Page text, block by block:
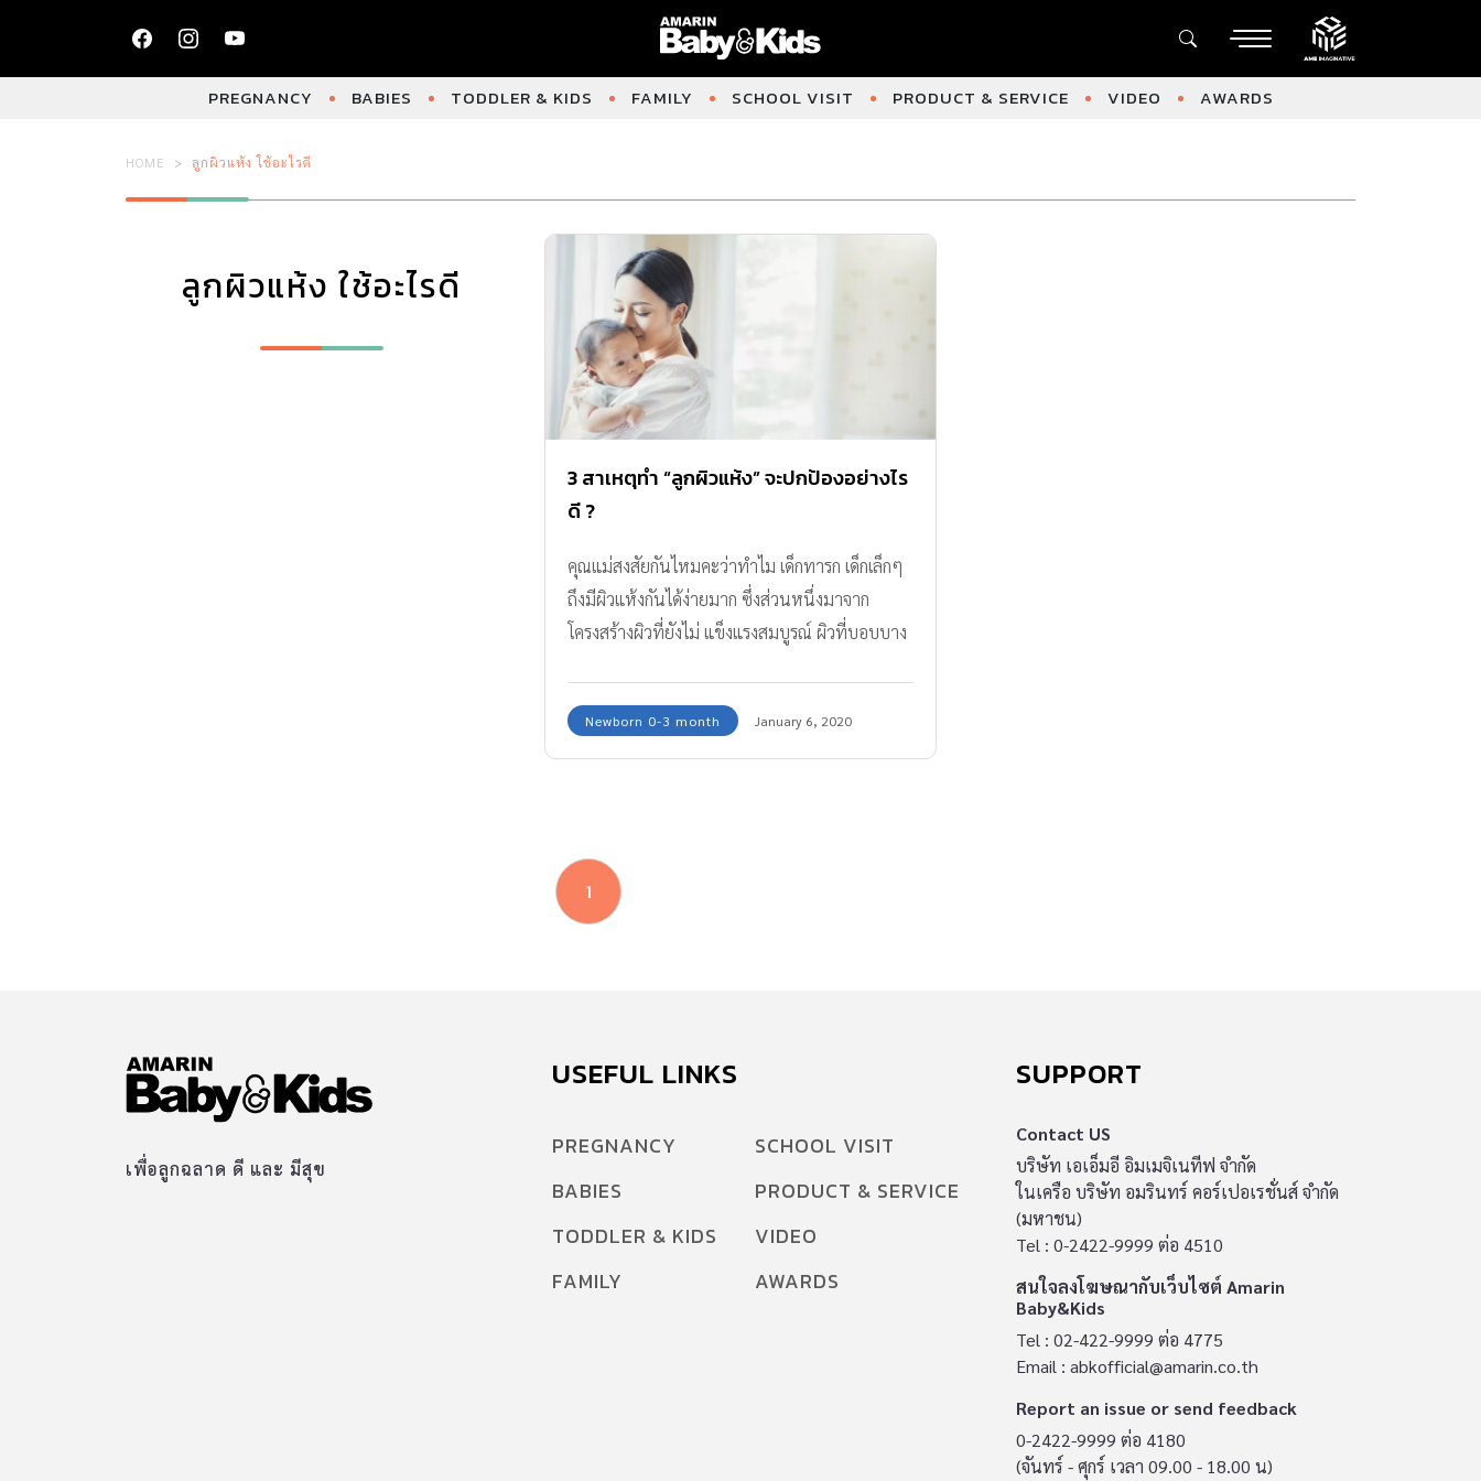
PREGNANCY BABIES TODDLER & KIDS FAMILY SCHOOL VISIT PRODUCT & SERVICE VIDEO AWARDS
HOME ลูกผิวแห้ง ใช้อะไรดี
ลูกผิวแห้ง ใช้อะไรดี
3 สาเหตุทำ “ลูกผิวแห้ง” จะปกป้องอย่างไร
ดี ?
คุณแม่สงสัยกันไหมคะว่าทำไม เด็กทารก เด็กเล็กๆ
ถึงมีผิวแห้งกันได้ง่ายมาก ซึ่งส่วนหนึ่งมาจาก
โครงสร้างผิวที่ยังไม่ แข็งแรงสมบูรณ์ ผิวที่บอบบาง
พรรณที่แข็งแรง สุขภาพดี ไม่ระคายเคือง เรามีคำ
แนะนำมาฝากคุณแม่มือใหม่กันค่ะ
Newborn 0-3 month January 6, 2020
1
เพื่อลูกฉลาด ดี และ มีสุข
USEFUL LINKS
PREGNANCY
BABIES
TODDLER & KIDS
FAMILY
SCHOOL VISIT
PRODUCT & SERVICE
VIDEO
AWARDS
SUPPORT
Contact US
บริษัท เอเอ็มอี อิมเมจิเนทีฟ จำกัด
ในเครือ บริษัท อมรินทร์ คอร์เปอเรชั่นส์ จำกัด
(มหาชน)
Tel : 0-2422-9999 ต่อ 4510
สนใจลงโฆษณากับเว็บไซต์ Amarin
Baby&Kids
Tel : 02-422-9999 ต่อ 4775
Email : abkofficial@amarin.co.th
Report an issue or send feedback
0-2422-9999 ต่อ 4180
(จันทร์ - ศุกร์ เวลา 09.00 - 18.00 น)